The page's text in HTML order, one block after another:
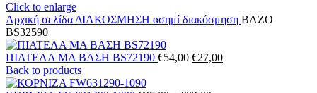
Click to enlarge
Αρχική σελίδα ΔΙΑΚΟΣΜΗΣΗ ασημί διακόσμηση ΒΑΖΟ
BS32590
ΠΙΑΤΕΛΑ ΜΑ ΒΑΣΗ BS72190 €54,00 Original
€27,00Η
Back to products